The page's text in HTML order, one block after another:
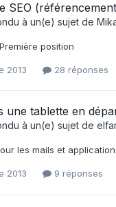
SEO
à un(e) sujet de
position
2013 28 réponses
une tablette en
à un(e) sujet de
les mails et
2013 9 réponses